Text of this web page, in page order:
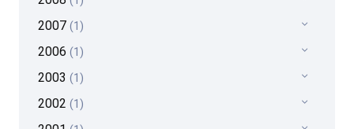
2007 (1)
2006 (1)
2003 (1)
2002 (1)